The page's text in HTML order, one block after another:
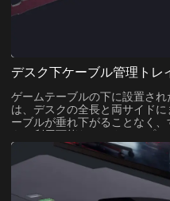
デスク下ケーブル管理トレ
ゲームテーブルの下に設置さ
は、デスクの全長と両サイド
ーブルが垂れ下がることなく
き、利用可能なデスクトップ
きりと整理されたソリューシ
動き回れるので、ケーブルに
配がありません。